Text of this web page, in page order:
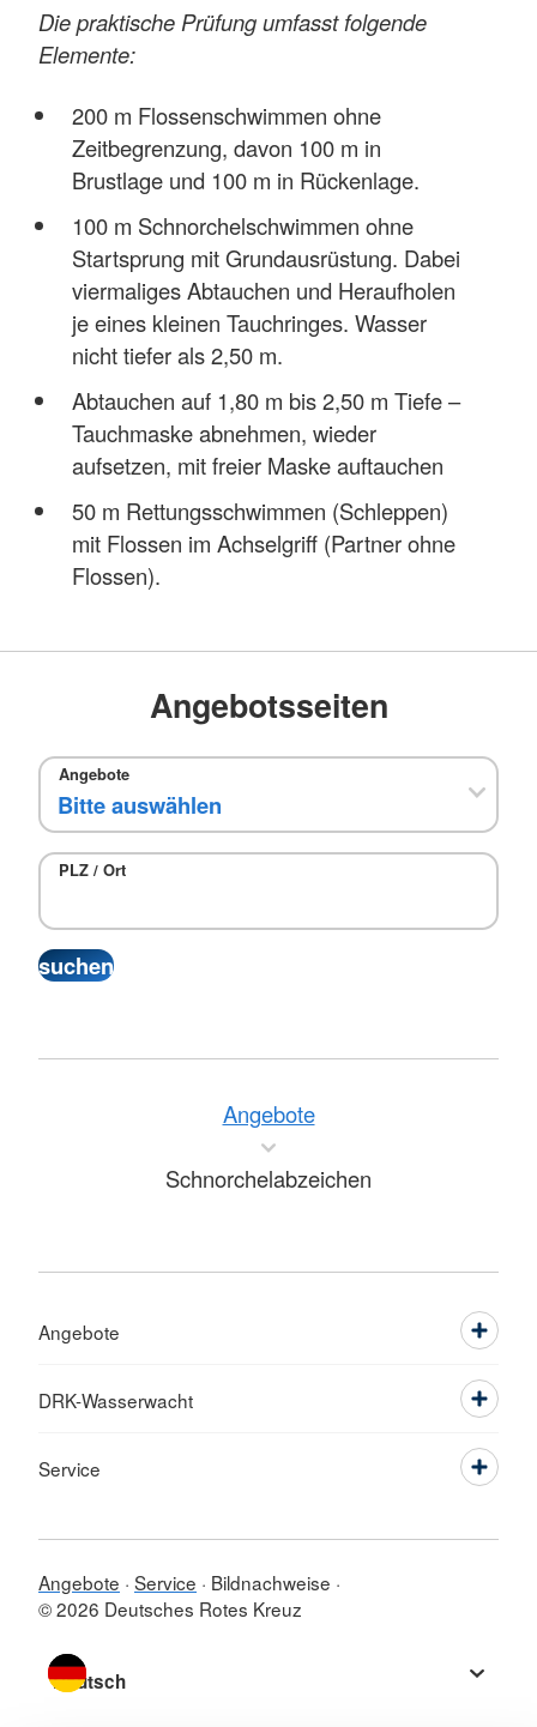
Die praktische Prüfung umfasst folgende
Elemente:
200 m Flossenschwimmen ohne
Zeitbegrenzung, davon 100 m in
Brustlage und 100 m in Rückenlage.
100 m Schnorchelschwimmen ohne
Startsprung mit Grundausrüstung. Dabei
viermaliges Abtauchen und Heraufholen
je eines kleinen Tauchringes. Wasser
nicht tiefer als 2,50 m.
Abtauchen auf 1,80 m bis 2,50 m Tiefe –
Tauchmaske abnehmen, wieder
aufsetzen, mit freier Maske auftauchen
50 m Rettungsschwimmen (Schleppen)
mit Flossen im Achselgriff (Partner ohne
Flossen).
Angebotsseiten
Angebote
PLZ / Ort
Angebote
Schnorchelabzeichen
Angebote
DRK-Wasserwacht
Service
Angebote Service
Bildnachweise
© 2026 Deutsches Rotes Kreuz
Sprache wechseln zu